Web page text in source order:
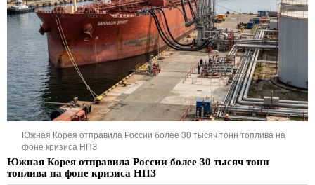
Южная Корея отправила России более 30 тысяч тонн топлива на
фоне кризиса НПЗ
Южная Корея отправила России более 30 тысяч тонн
топлива на фоне кризиса НПЗ